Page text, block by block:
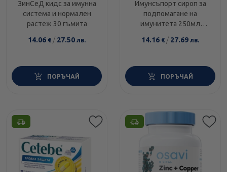
ЗинСеД кидс за имунна
система и нормален
растеж 30 гъмита
14.06 € / 27.50 лв.
ПОРЪЧАЙ
Имунсъпорт сироп за
подпомагане на
имунитета 250мл
14.16 € / 27.69 лв.
ПОРЪЧАЙ